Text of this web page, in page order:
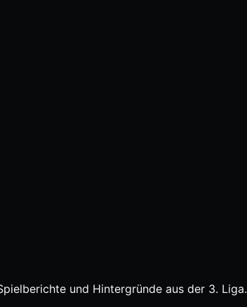
und Hintergründe aus der 3. Liga.